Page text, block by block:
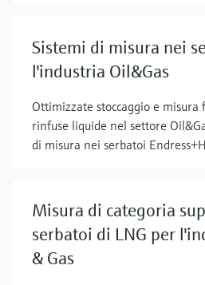
Sistemi di misura nei
l'industria Oil&Gas
Ottimizzate stoccaggio e misura
rinfuse liquide nel settore
di misura nei serbatoi
Misura di categoria
serbatoi di LNG per
& Gas